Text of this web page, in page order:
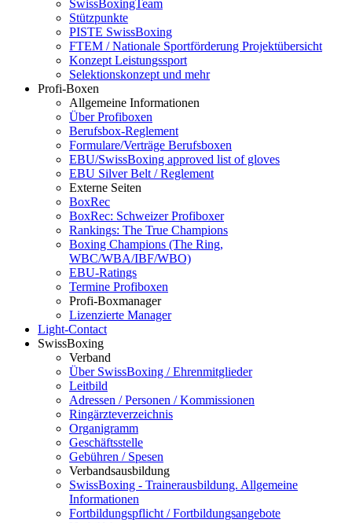
SwissBoxingTeam
Stützpunkte
PISTE SwissBoxing
FTEM / Nationale Sportförderung Projektübersicht
Konzept Leistungssport
Selektionskonzept und mehr
Profi-Boxen
Allgemeine Informationen
Über Profiboxen
Berufsbox-Reglement
Formulare/Verträge Berufsboxen
EBU/SwissBoxing approved list of gloves
EBU Silver Belt / Reglement
Externe Seiten
BoxRec
BoxRec: Schweizer Profiboxer
Rankings: The True Champions
Boxing Champions (The Ring,
WBC/WBA/IBF/WBO)
EBU-Ratings
Termine Profiboxen
Profi-Boxmanager
Lizenzierte Manager
Light-Contact
SwissBoxing
Verband
Über SwissBoxing / Ehrenmitglieder
Leitbild
Adressen / Personen / Kommissionen
Ringärzteverzeichnis
Organigramm
Geschäftsstelle
Gebühren / Spesen
Verbandsausbildung
SwissBoxing - Trainerausbildung. Allgemeine
Informationen
Fortbildungspflicht / Fortbildungsangebote